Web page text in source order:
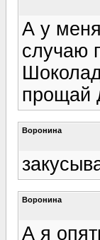
А у
случаю
прощай
Воронина
Воронина
А я